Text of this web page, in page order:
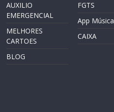
AUXILIO
EMERGENCIAL
MELHORES
CARTOES
BLOG
FGTS
App Música
CAIXA